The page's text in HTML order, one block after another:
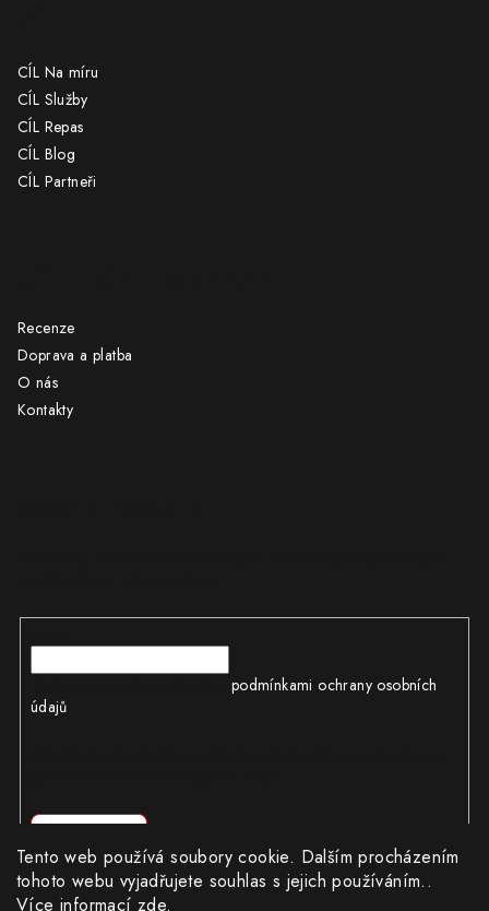
Tento web používá soubory cookie. Dalším procházením
tohoto webu vyjadřujete souhlas s jejich používáním..
Více informacízde.
CÍL Na míru
CÍL Služby
CÍL Repas
CÍL Blog
CÍL Partneři
Recenze
Doprava a platba
O nás
Kontakty
podmínkami ochrany osobních
údajů